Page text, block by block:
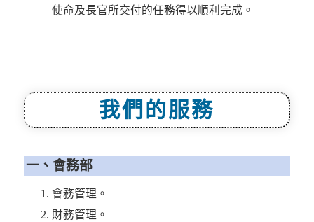
使命及長官所交付的任務得以順利完成。
我們的服務
一、會務部
會務管理。
財務管理。